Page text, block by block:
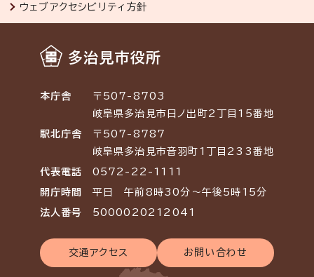
ウェブアクセシビリティ方針
多治見市役所
本庁舎
〒507-8703
岐阜県多治見市日ノ出町2丁目15番地
駅北庁舎
〒507-8787
岐阜県多治見市音羽町1丁目233番地
代表電話 0572-22-1111
開庁時間 平日 午前8時30分～午後5時15分
法人番号 5000020212041
交通アクセス お問い合わせ